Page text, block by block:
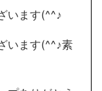
います(^^♪
います(^^♪素